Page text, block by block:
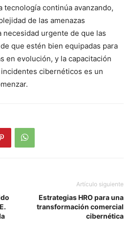
tecnología continúa avanzando,
de las amenazas
necesidad urgente de que las
que‌ estén bien equipadas para
en evolución, y la ‍capacitación
cibernéticos es un
Artículo siguiente
Estrategias HRO para una
transformación comercial
cibernética